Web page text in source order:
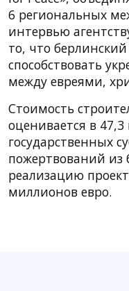
6 региональных
интервью
то, что
способствовать
между евреями,
Стоимость
оценивается в
государственных
пожертвований из
реализацию
миллионов евро.